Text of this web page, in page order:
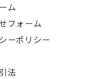
ム
フォーム
ーポリシー
法